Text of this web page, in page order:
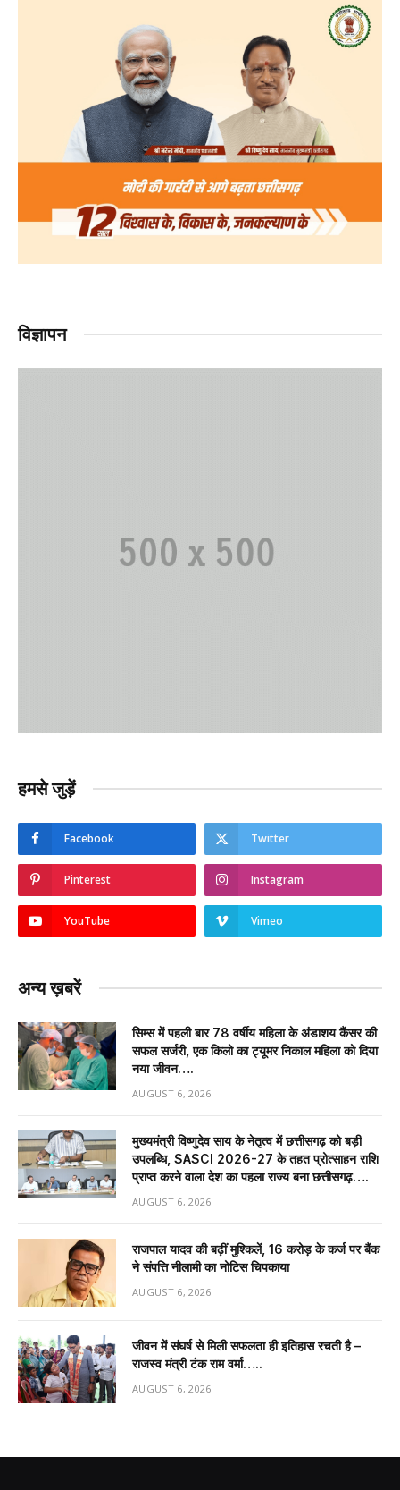
विज्ञापन
हमसे जुड़ें
Facebook Twitter
Pinterest Instagram
YouTube Vimeo
अन्य ख़बरें
सिम्स में पहली बार 78 वर्षीय महिला के अंडाशय कैंसर की
सफल सर्जरी, एक किलो का ट्यूमर निकाल महिला को दिया
नया जीवन….
AUGUST 6, 2026
मुख्यमंत्री विष्णुदेव साय के नेतृत्व में छत्तीसगढ़ को बड़ी
उपलब्धि, SASCI 2026-27 के तहत प्रोत्साहन राशि
प्राप्त करने वाला देश का पहला राज्य बना छत्तीसगढ़….
AUGUST 6, 2026
राजपाल यादव की बढ़ीं मुश्किलें, ₹16 करोड़ के कर्ज पर बैंक
ने संपत्ति नीलामी का नोटिस चिपकाया
AUGUST 6, 2026
जीवन में संघर्ष से मिली सफलता ही इतिहास रचती है –
राजस्व मंत्री टंक राम वर्मा…..
AUGUST 6, 2026